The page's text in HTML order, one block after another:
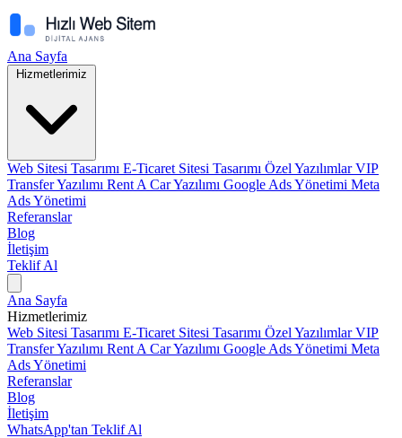
Ana Sayfa
Hizmetlerimiz
Web Sitesi Tasarımı E-Ticaret Sitesi Tasarımı Özel YazılımlarVIP
Transfer Yazılımı Rent A Car Yazılımı Google Ads Yönetimi Meta
Ads Yönetimi
Referanslar
Blog
İletişim
Teklif Al
Ana Sayfa
Hizmetlerimiz
Web Sitesi Tasarımı E-Ticaret Sitesi Tasarımı Özel YazılımlarVIP
Transfer Yazılımı Rent A Car Yazılımı Google Ads Yönetimi Meta
Ads Yönetimi
Referanslar
Blog
İletişim
WhatsApp'tan Teklif Al